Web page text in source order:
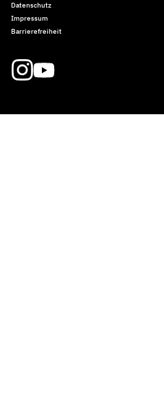
Datenschutz
Impressum
Barrierefreiheit